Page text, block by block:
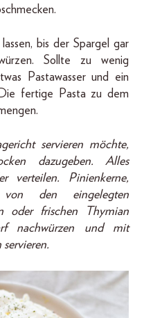
bis der Spargel gar
Sollte zu wenig
Pastawasser und ein
fertige Pasta zu dem
servieren möchte,
dazugeben. Alles
verteilen. Pinienkerne,
den eingelegten
oder frischen Thymian
nachwürzen und mit